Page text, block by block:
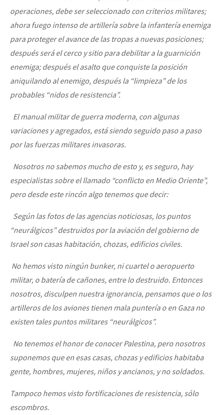
operaciones, debe ser seleccionado con criterios militares;
ahora fuego intenso de artillería sobre la infantería enemiga
para proteger el avance de las tropas a nuevas posiciones;
después será el cerco y sitio para debilitar a la guarnición
enemiga; después el asalto que conquiste la posición
aniquilando al enemigo, después la “limpieza” de los
probables “nidos de resistencia”.
El manual militar de guerra moderna, con algunas
variaciones y agregados, está siendo seguido paso a paso
por las fuerzas militares invasoras.
Nosotros no sabemos mucho de esto y, es seguro, hay
especialistas sobre el llamado “conflicto en Medio Oriente”,
pero desde este rincón algo tenemos que decir:
Según las fotos de las agencias noticiosas, los puntos
“neurálgicos” destruidos por la aviación del gobierno de
Israel son casas habitación, chozas, edificios civiles.
No hemos visto ningún bunker, ni cuartel o aeropuerto
militar, o batería de cañones, entre lo destruido. Entonces
nosotros, disculpen nuestra ignorancia, pensamos que o los
artilleros de los aviones tienen mala puntería o en Gaza no
existen tales puntos militares “neurálgicos”.
No tenemos el honor de conocer Palestina, pero nosotros
suponemos que en esas casas, chozas y edificios habitaba
gente, hombres, mujeres, niños y ancianos, y no soldados.
Tampoco hemos visto fortificaciones de resistencia, sólo
escombros.